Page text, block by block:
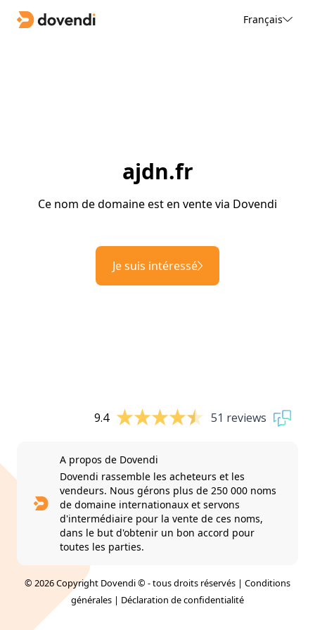
Français
ajdn.fr
Ce nom de domaine est en vente via Dovendi
Je suis intéressé
9.4 51 reviews
A propos de Dovendi
Dovendi rassemble les acheteurs et les
vendeurs. Nous gérons plus de 250 000 noms
de domaine internationaux et servons
d'intermédiaire pour la vente de ces noms,
dans le but d'obtenir un bon accord pour
toutes les parties.
© 2026 Copyright Dovendi © - tous droits réservés | Conditions
générales | Déclaration de confidentialité